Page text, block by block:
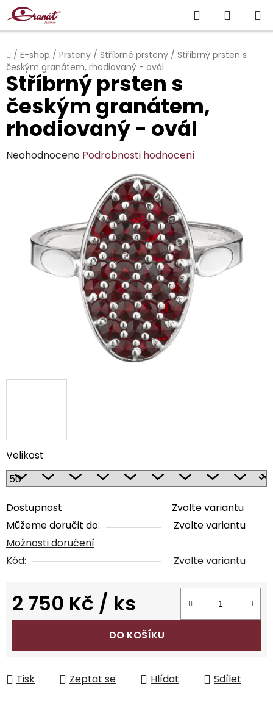
Přejít
na
obsah
Hledat
KOŠÍK
Domů
/ E-shop / Prsteny / Stříbrné prsteny / Stříbrný prsten s
českým granátem, rhodiovaný - ovál
Velikost
Dostupnost
Zvolte variantu
Můžeme doručit do:
Zvolte variantu
Možnosti doručení
Kód:
Zvolte variantu
2 750 Kč / ks
Měrná cena:
DO KOŠÍKU
Tisk Zeptat se Hlídat Sdílet
Stříbrný prsten s
českým granátem,
rhodiovaný - ovál
Průměrné
hvězdiček.
Neohodnoceno Podrobnosti hodnocení